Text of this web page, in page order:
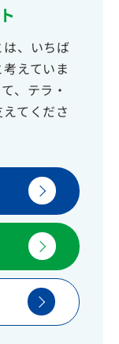
、いちば
えていま
、テラ・
てくださ